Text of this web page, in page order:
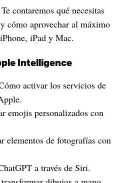
contaremos qué necesitas
cómo aprovechar al máximo
iPad y Mac.
Intelligence
activar los servicios de
emojis personalizados con
elementos de fotografías con
a través de Siri.